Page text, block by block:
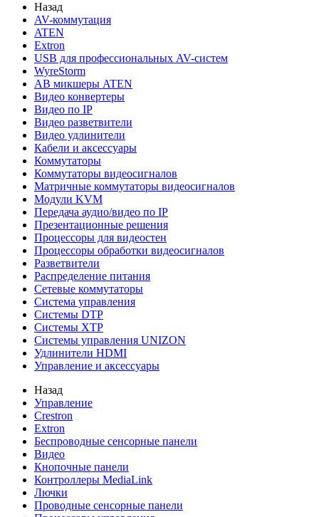
Назад
AV-коммутация
ATEN
Extron
USB для профессиональных AV-систем
WyreStorm
АВ микшеры ATEN
Видео конвертеры
Видео по IP
Видео разветвители
Видео удлинители
Кабели и аксессуары
Коммутаторы
Коммутаторы видеосигналов
Матричные коммутаторы видеосигналов
Модули KVM
Передача аудио/видео по IP
Презентационные решения
Процессоры для видеостен
Процессоры обработки видеосигналов
Разветвители
Распределение питания
Сетевые коммутаторы
Система управления
Системы DTP
Системы XTP
Системы управления UNIZON
Удлинители HDMI
Управление и аксессуары
Назад
Управление
Crestron
Extron
Беспроводные сенсорные панели
Видео
Кнопочные панели
Контроллеры MediaLink
Лючки
Проводные сенсорные панели